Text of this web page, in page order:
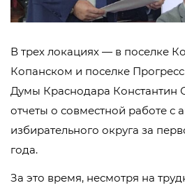
В трех локациях — в поселке
Копанском и поселке
Думы Краснодара Константин
отчеты о совместной работе с
избирательного округа за
года.
За это время, несмотря на